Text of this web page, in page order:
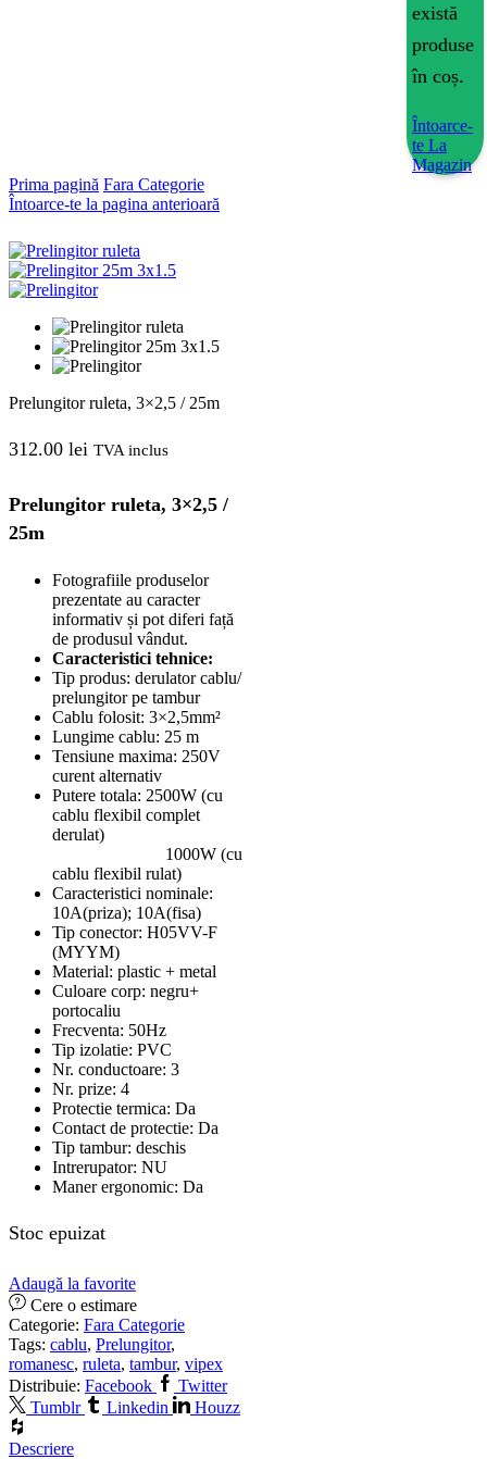
există
produse
în coș.
Întoarce-
te La
Magazin
Prima pagină Fara Categorie
Întoarce-te la pagina anterioară
Prelungitor ruleta, 3×2,5 / 25m
312.00 lei TVA inclus
Prelungitor ruleta, 3×2,5 /
25m
Fotografiile produselor
prezentate au caracter
informativ și pot diferi față
de produsul vândut.
Caracteristici tehnice:
Tip produs: derulator cablu/
prelungitor pe tambur
Cablu folosit: 3×2,5mm²
Lungime cablu: 25 m
Tensiune maxima: 250V
curent alternativ
Putere totala: 2500W (cu
cablu flexibil complet
derulat)
1000W (cu
cablu flexibil rulat)
Caracteristici nominale:
10A(priza); 10A(fisa)
Tip conector: H05VV-F
(MYYM)
Material: plastic + metal
Culoare corp: negru+
portocaliu
Frecventa: 50Hz
Tip izolatie: PVC
Nr. conductoare: 3
Nr. prize: 4
Protectie termica: Da
Contact de protectie: Da
Tip tambur: deschis
Intrerupator: NU
Maner ergonomic: Da
Stoc epuizat
Adaugă la favorite
Cere o estimare
Categorie: Fara Categorie
Tags: cablu, Prelungitor,
romanesc, ruleta, tambur, vipex
Distribuie: Facebook
Twitter
Tumblr
Linkedin Houzz
Descriere